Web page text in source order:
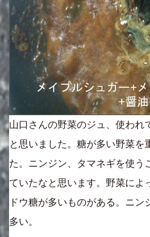
山口さんの野菜のジュ、使われ
と思いました。糖が多い野菜を
た。ニンジン、タマネギを使う
ていたなと思います。野菜によ
ドウ糖が多いものがある。ニ
多い。